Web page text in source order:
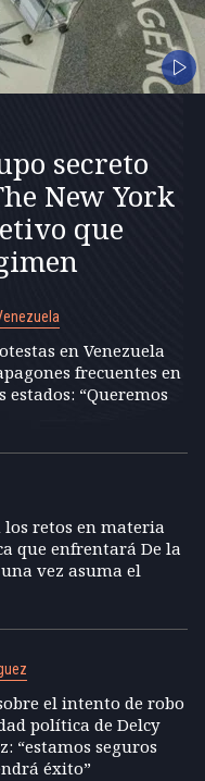
secreto
New York
que
en Venezuela
frecuentes en
estados: “Queremos
los retos en materia
que enfrentará De la
vez asuma el
el intento de robo
política de Delcy
“estamos seguros
éxito”